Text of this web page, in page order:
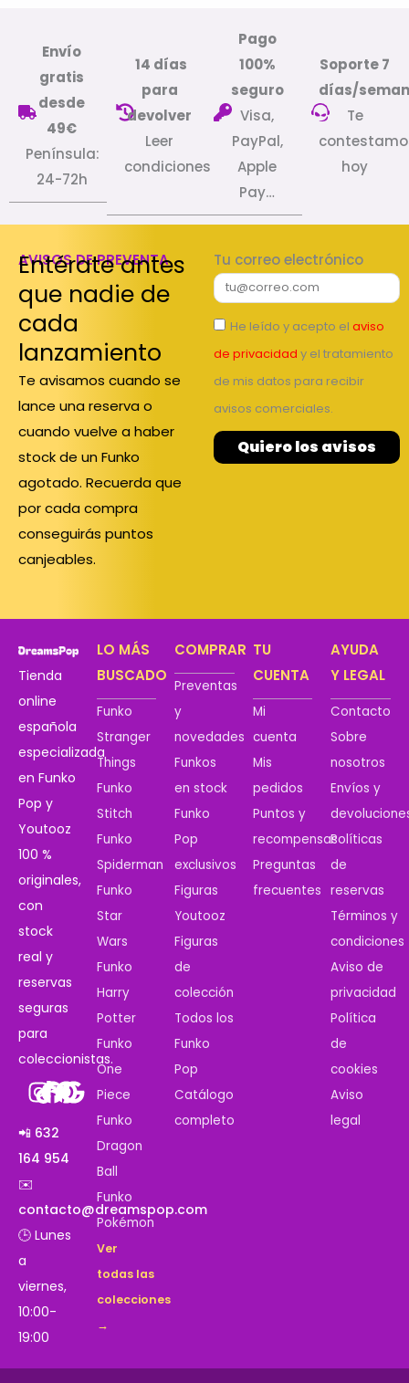
Envío
gratis
desde
49€
Península:
24-72h
14 días
para
devolver
Leer
condiciones
Pago
100%
seguro
Visa,
PayPal,
Apple
Pay…
Soporte 7
días/
Te
hoy
AVISOS DE PREVENTA
Entérate antes
que nadie de
cada
lanzamiento
Te avisamos cuando se
lance una reserva o
cuando vuelve a haber
stock de un Funko
agotado. Recuerda que
por cada compra
conseguirás puntos
canjeables.
Tu correo electrónico
He leído y acepto el aviso
de privacidad y el tratamiento
de mis datos para recibir
avisos comerciales.
Quiero los avisos
Tienda
online
española
especializada
en Funko
Pop y
Youtooz
100 %
originales,
con
stock
real y
reservas
seguras
para
coleccionistas.
📲 632
164 954
✉️
contacto@dreamspop.com
🕒 Lunes
a
viernes,
10:00-
19:00
LO MÁS
BUSCADO
Funko
Stranger
Things
Funko
Stitch
Funko
Spiderman
Funko
Star
Wars
Funko
Harry
Potter
Funko
One
Piece
Funko
Dragon
Ball
Funko
Pokémon
Ver
todas las
colecciones
→
COMPRAR
Preventas
y
novedades
Funkos
en stock
Funko
Pop
exclusivos
Figuras
Youtooz
Figuras
de
colección
Todos los
Funko
Pop
Catálogo
completo
TU
CUENTA
Mi
cuenta
Mis
pedidos
Puntos y
recompensas
Preguntas
frecuentes
AYUDA
Y LEGAL
Contacto
Sobre
nosotros
Envíos y
Políticas
de
reservas
Términos y
condiciones
Aviso de
privacidad
Política
de
cookies
Aviso
legal